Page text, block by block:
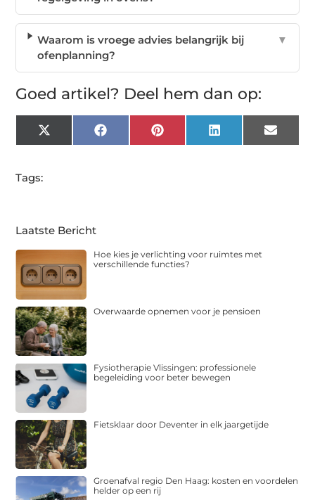
Waarom is vroege advies belangrijk bij
ofenplanning?
▼
Goed artikel? Deel hem dan op:
X
(Twitter)
FacebookPinterest LinkedIn Email
Tags:
Laatste Bericht
Hoe kies je verlichting voor ruimtes met
verschillende functies?
Overwaarde opnemen voor je pensioen
Fysiotherapie Vlissingen: professionele
begeleiding voor beter bewegen
Fietsklaar door Deventer in elk jaargetijde
Groenafval regio Den Haag: kosten en voordelen
helder op een rij